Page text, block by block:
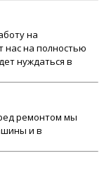
на
нас на полностью
нуждаться в
ремонтом мы
и в